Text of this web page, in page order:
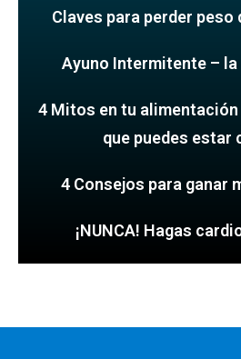
Claves para perder peso
Ayuno Intermitente –
4 Mitos en tu
que puedes estar
4 Consejos para ganar
¡NUNCA! Hagas